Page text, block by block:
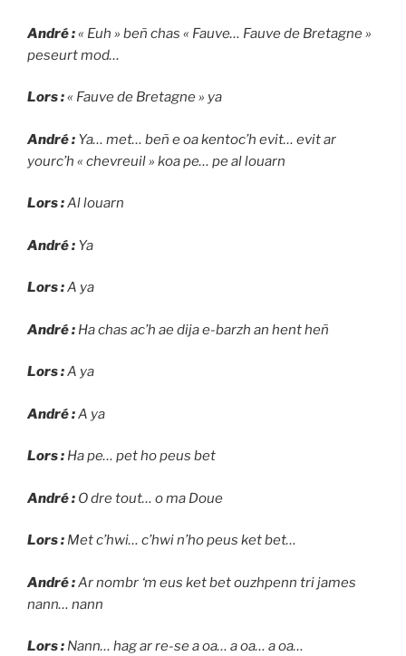
André :« Euh » beñ chas « Fauve… Fauve de Bretagne »
peseurt mod…
Lors :« Fauve de Bretagne » ya
André : Ya… met… beñ e oa kentoc’h evit… evit ar
yourc’h « chevreuil » koa pe… pe al louarn
Lors :Al louarn
André : Ya
Lors :A ya
André : Ha chas ac’h ae dija e-barzh an hent heñ
Lors :A ya
André :A ya
Lors : Ha pe… pet ho peus bet
André : O dre tout… o ma Doue
Lors : Met c’hwi… c’hwi n’ho peus ket bet…
André :Ar nombr ‘m eus ket bet ouzhpenn tri james
nann… nann
Lors : Nann… hag ar re-se a oa… a oa… a oa…